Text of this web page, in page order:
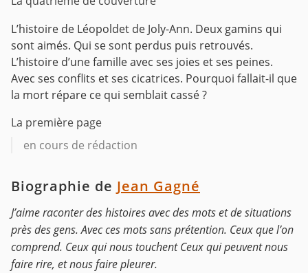
L’histoire de Léopoldet de Joly-Ann. Deux gamins qui
sont aimés. Qui se sont perdus puis retrouvés.
L’histoire d’une famille avec ses joies et ses peines.
Avec ses conflits et ses cicatrices. Pourquoi fallait-il que
la mort répare ce qui semblait cassé ?
La première page
en cours de rédaction
Biographie de Jean Gagné
J’aime raconter des histoires avec des mots et de situations
près des gens. Avec ces mots sans prétention. Ceux que l’on
comprend. Ceux qui nous touchent Ceux qui peuvent nous
faire rire, et nous faire pleurer.